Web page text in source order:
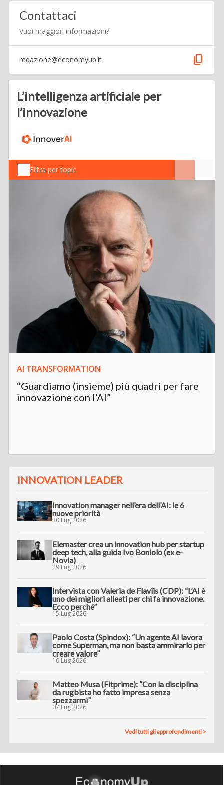
Contattaci
Vuoi maggiori informazioni?
redazione@economyup.it content_copy
L’intelligenza artificiale per
l’innovazione
Filtra per topic
AI TRANSFORMATION
“Guardiamo (insieme) più quadri per fare
innovazione con l’AI”
INNOVATION LEADER
Innovation manager nell’era dell’AI: le 6
nuove priorità
30 Lug 2026
Elemaster crea un innovation hub per startup
deep tech, alla guida Ivo Boniolo (ex e-
Novia)
29 Lug 2026
Intervista con Valeria de Flaviis (CDP): “L’AI è
uno dei migliori alleati per chi fa innovazione.
Ecco perché”
15 Lug 2026
Paolo Costa (Spindox): “Un agente AI lavora
come Superman, ma non basta ammirarlo per
creare valore”
10 Lug 2026
Matteo Musa (Fitprime): “Con la disciplina
da rugbista ho fatto impresa senza
spezzarmi”
07 Lug 2026
Vedi tutti gli approfondimenti >